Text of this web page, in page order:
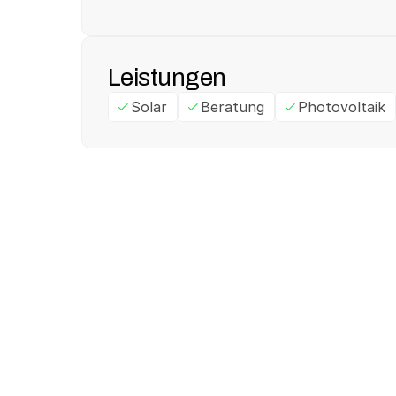
Leistungen
Solar Beratung Photovoltaik